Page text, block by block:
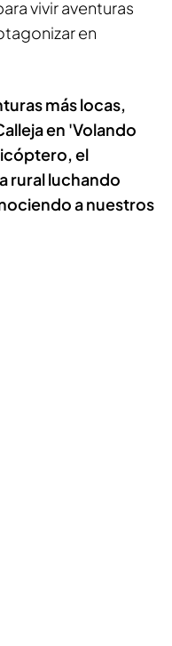
vivir aventuras
en
más locas,
en 'Volando
el
rural luchando
a nuestros